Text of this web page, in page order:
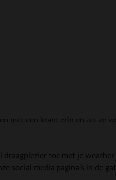
met een krant erin en zet ze
draagplezier toe met je
social media pagina’s in de